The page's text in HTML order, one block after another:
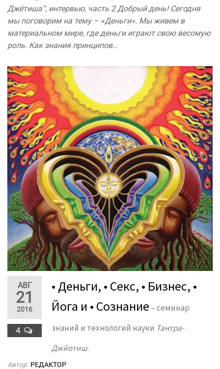
Джётиша“, интервью, часть 2 Добрый день! Сегодня
мы поговорим на тему – «Деньги». Мы живем в
материальном мире, где деньги играют свою весомую
роль. Как знания принципов…
АВГ
21
2016
4
• Деньги, • Секс, • Бизнес, •
Йога и • Сознание – семинар
знаний и технологий науки Тантра-
Джйотиш.
Автор РЕДАКТОР